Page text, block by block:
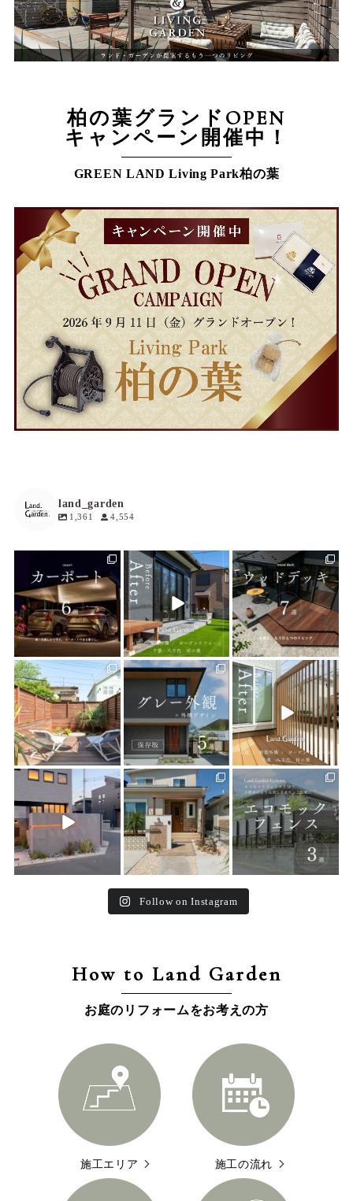
柏の葉グランドOPEN
キャンペーン開催中！
GREEN LAND Living Park柏の葉
land_garden
1,361 4,554
23 0
land_garden
14
land_garden
31 0
land_garden
27 0
land_garden
25 0
land_garden
25 0
land_garden
0
land_garden
27 0
land_garden
16 0
Follow on Instagram
How to Land Garden
お庭のリフォームをお考えの方
施工エリア 施工の流れ